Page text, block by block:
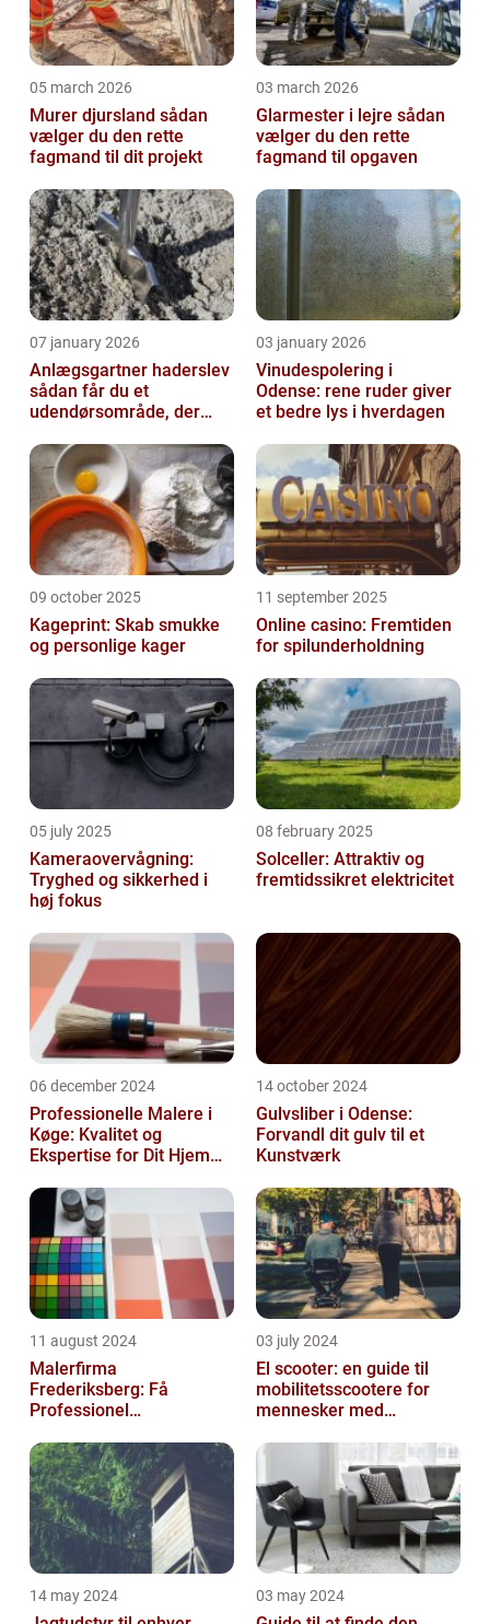
05 march 2026
Murer djursland sådan
vælger du den rette
fagmand til dit projekt
03 march 2026
Glarmester i lejre sådan
vælger du den rette
fagmand til opgaven
07 january 2026
Anlægsgartner haderslev
sådan får du et
udendørsområde, der
03 january 2026
Vinudespolering i
Odense: rene ruder giver
et bedre lys i hverdagen
09 october 2025
Kageprint: Skab smukke
og personlige kager
11 september 2025
Online casino: Fremtiden
for spilunderholdning
05 july 2025
Kameraovervågning:
Tryghed og sikkerhed i
høj fokus
08 february 2025
Solceller: Attraktiv og
fremtidssikret elektricitet
06 december 2024
Professionelle Malere i
Køge: Kvalitet og
Ekspertise for Dit Hjem
14 october 2024
Gulvsliber i Odense:
Forvandl dit gulv til et
Kunstværk
11 august 2024
Malerfirma
Frederiksberg: Få
Professionel
eller virksomhed
03 july 2024
El scooter: en guide til
mobilitetsscootere for
mennesker med
14 may 2024 03 may 2024